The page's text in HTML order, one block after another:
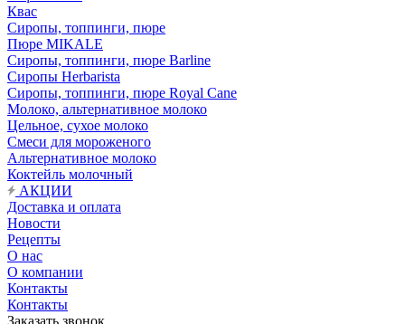
Квас
Сиропы, топпинги, пюре
Пюре MIKALE
Сиропы, топпинги, пюре Barline
Сиропы Herbarista
Сиропы, топпинги, пюре Royal Cane
Молоко, альтернативное молоко
Цельное, сухое молоко
Смеси для мороженого
Альтернативное молоко
Коктейль молочный
АКЦИИ
Доставка и оплата
Новости
Рецепты
О нас
О компании
Контакты
Контакты
Заказать звонок